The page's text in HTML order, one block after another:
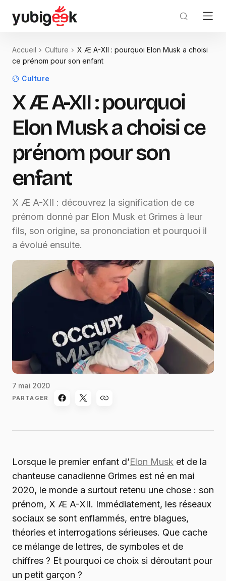
Accueil Culture
X Æ A-XII : pourquoi Elon Musk a choisi
ce prénom pour son enfant
Culture
X Æ A-XII : pourquoi
Elon Musk a choisi ce
prénom pour son
enfant
X Æ A-XII : découvrez la signification de ce
prénom donné par Elon Musk et Grimes à leur
fils, son origine, sa prononciation et pourquoi il
a évolué ensuite.
7 mai 2020
PARTAGER
Lorsque le premier enfant d’Elon Musk et de la
chanteuse canadienne Grimes est né en mai
2020, le monde a surtout retenu une chose : son
prénom, X Æ A-XII. Immédiatement, les réseaux
sociaux se sont enflammés, entre blagues,
théories et interrogations sérieuses. Que cache
ce mélange de lettres, de symboles et de
chiffres ? Et pourquoi ce choix si déroutant pour
un petit garçon ?